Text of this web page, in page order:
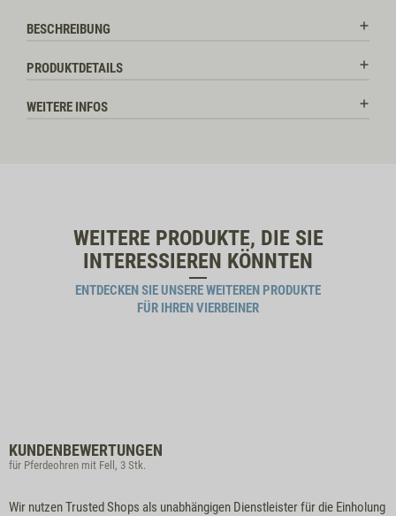
BESCHREIBUNG
PRODUKTDETAILS
WEITERE INFOS
WEITERE PRODUKTE, DIE SIE
INTERESSIEREN KÖNNTEN
ENTDECKEN SIE UNSERE WEITEREN PRODUKTE
FÜR IHREN VIERBEINER
KUNDENBEWERTUNGEN
für Pferdeohren mit Fell, 3 Stk.
Wir nutzen Trusted Shops als unabhängigen Dienstleister für die Einholung